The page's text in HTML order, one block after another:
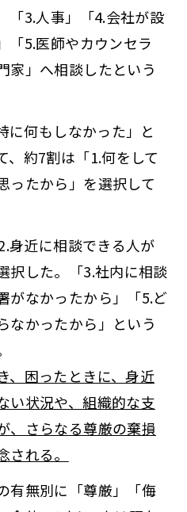
「3.人事」「4.会社が設
「5.医師やカウンセラ
家」へ相談したという
に何もしなかった」と
、約7割は「1.何をして
ったから」を選択して
身近に相談できる人が
択した。「3.社内に相談
がなかったから」「5.ど
なかったから」という
困ったときに、身近
い状況や、組織的な支
、さらなる尊厳の棄損
れる。
有無別に「尊厳」「侮